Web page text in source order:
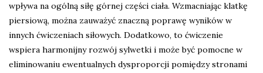
wpływa na ogólną siłę górnej części ciała. Wzmacniając klatkę
piersiową, można zauważyć znaczną poprawę wyników w
innych ćwiczeniach siłowych. Dodatkowo, to ćwiczenie
wspiera harmonijny rozwój sylwetki i może być pomocne w
eliminowaniu ewentualnych dysproporcji pomiędzy stronami